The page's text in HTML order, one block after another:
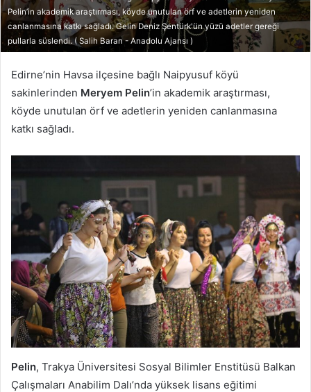
Pelin’in akademik araştırması, köyde unutulan örf ve adetlerin yeniden
canlanmasına katkı sağladı. Gelin Deniz Şentürk'ün yüzü adetler gereği
pullarla süslendi. ( Salih Baran - Anadolu Ajansı )
Edirne’nin Havsa ilçesine bağlı Naipyusuf köyü
sakinlerinden Meryem Pelin’in akademik araştırması,
köyde unutulan örf ve adetlerin yeniden canlanmasına
katkı sağladı.
Pelin, Trakya Üniversitesi Sosyal Bilimler Enstitüsü Balkan
Çalışmaları Anabilim Dalı’nda yüksek lisans eğitimi